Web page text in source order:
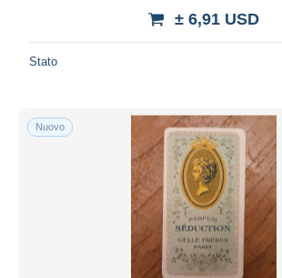
± 6,91 USD
Stato
Nuovo